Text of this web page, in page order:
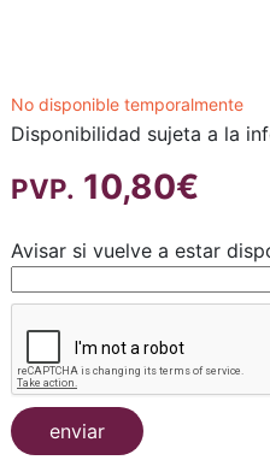
No disponible temporalmente
Disponibilidad sujeta a la
PVP. 10,80€
Avisar si vuelve a estar
enviar